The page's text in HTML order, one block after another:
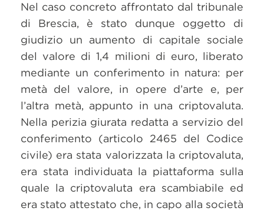
Nel caso concreto affrontato dal tribunale
di Brescia, è stato dunque oggetto di
giudizio un aumento di capitale sociale
del valore di 1,4 milioni di euro, liberato
mediante un conferimento in natura: per
metà del valore, in opere d’arte e, per
l’altra metà, appunto in una criptovaluta.
Nella perizia giurata redatta a servizio del
conferimento (articolo 2465 del Codice
civile) era stata valorizzata la criptovaluta,
era stata individuata la piattaforma sulla
quale la criptovaluta era scambiabile ed
era stato attestato che, in capo alla società